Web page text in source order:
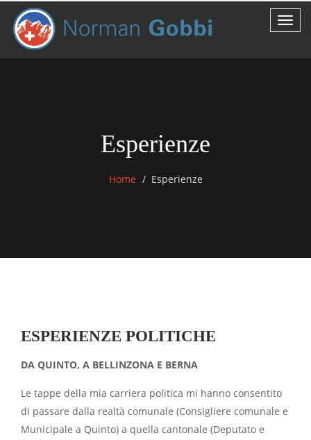
Esperienze
Home Esperienze
ESPERIENZE POLITICHE
DA QUINTO, A BELLINZONA E BERNA
Le tappe della mia carriera politica mi hanno consentito
di passare dalla realtà comunale (Consigliere comunale e
Municipale a Quinto) a quella cantonale (Deputato e